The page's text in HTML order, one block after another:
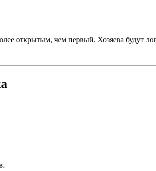
открытым, чем первый. Хозяева будут